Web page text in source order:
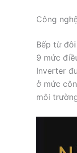
Công
Bếp từ
9 mức
Inverter
ở mức
môi